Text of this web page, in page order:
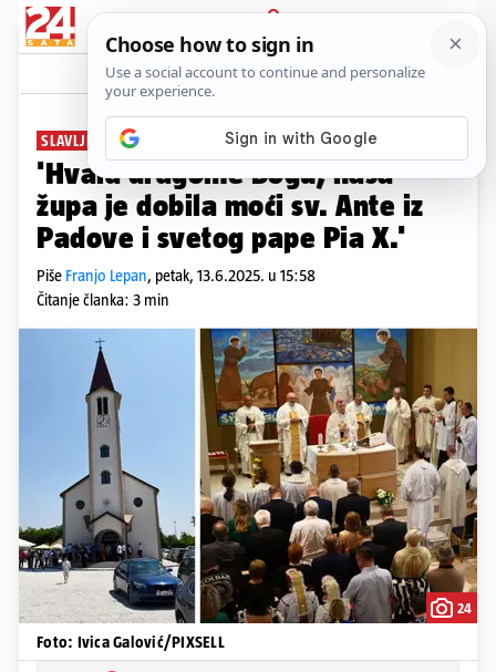
PRIJAVA
News Komentari
SLAVLJE U GORNJIM MOČILIMA
'Hvala dragome Bogu, naša
župa je dobila moći sv. Ante iz
Padove i svetog pape Pia X.'
Piše Franjo Lepan, petak, 13.6.2025. u 15:58
Čitanje članka: 3 min
24
Foto: Ivica Galović/PIXSELL